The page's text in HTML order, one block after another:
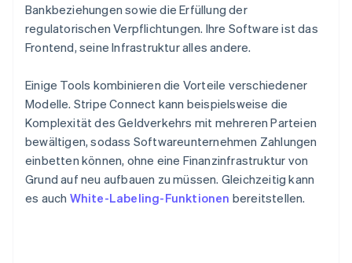
Bankbeziehungen sowie die Erfüllung der
regulatorischen Verpflichtungen. Ihre Software ist das
Frontend, seine Infrastruktur alles andere.
Einige Tools kombinieren die Vorteile verschiedener
Modelle. Stripe Connect kann beispielsweise die
Komplexität des Geldverkehrs mit mehreren Parteien
bewältigen, sodass Softwareunternehmen Zahlungen
einbetten können, ohne eine Finanzinfrastruktur von
Grund auf neu aufbauen zu müssen. Gleichzeitig kann
es auch White-Labeling-Funktionen bereitstellen.